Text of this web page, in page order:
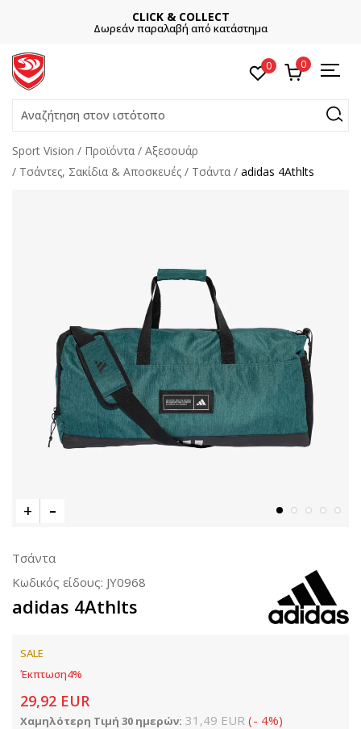
CLICK & COLLECT
Δωρεάν παραλαβή από κατάστημα
0 0
Αναζήτηση στον ιστότοπο
Sport Vision Προϊόντα
Αξεσουάρ
Τσάντες, Σακίδια & Αποσκευές
Τσάντα adidas 4Athlts
Τσάντα
Κωδικός είδους: JY0968
adidas 4Athlts
SALE
Έκπτωση4%
29,92 EUR
Χαμηλότερη Τιμή 30 ημερών: 31,49 EUR (- 4%)